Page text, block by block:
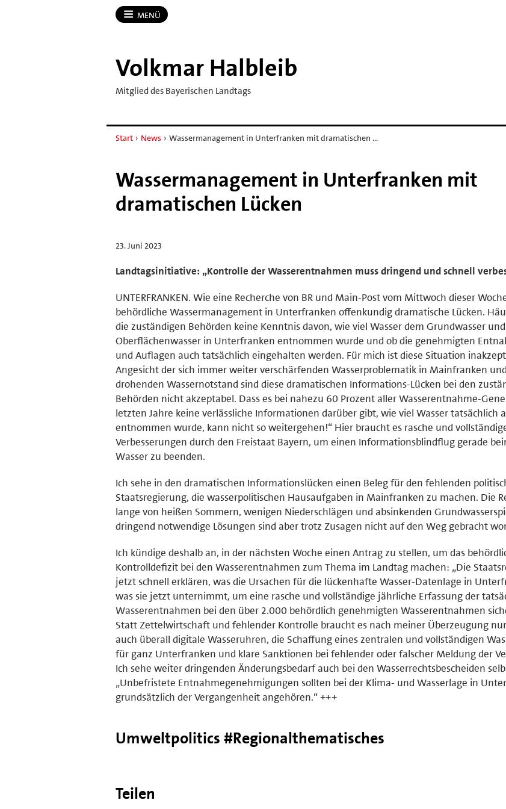
MENÜ
Volkmar Halbleib
Mitglied des Bayerischen Landtags
Start › News › Wassermanagement in Unterfranken mit dramatischen …
Wassermanagement in Unterfranken mit
dramatischen Lücken
23. Juni 2023
Landtagsinitiative: „Kontrolle der Wasserentnahmen muss dringend und schnell
UNTERFRANKEN. Wie eine Recherche von BR und Main-Post vom Mittwoch dieser
behördliche Wassermanagement in Unterfranken offenkundig dramatische Lücken.
die zuständigen Behörden keine Kenntnis davon, wie viel Wasser dem Grundwasser
Oberflächenwasser in Unterfranken entnommen wurde und ob die genehmigten
und Auflagen auch tatsächlich eingehalten werden. Für mich ist diese Situation
Angesicht der sich immer weiter verschärfenden Wasserproblematik in Mainfranken
drohenden Wassernotstand sind diese dramatischen Informations-Lücken bei den
Behörden nicht akzeptabel. Dass es bei nahezu 60 Prozent aller Wasserentnahme-
letzten Jahre keine verlässliche Informationen darüber gibt, wie viel Wasser tatsächlich
entnommen wurde, kann nicht so weitergehen!“ Hier braucht es rasche und
Verbesserungen durch den Freistaat Bayern, um einen Informationsblindflug gerade
Wasser zu beenden.
Ich sehe in den dramatischen Informationslücken einen Beleg für den fehlenden
Staatsregierung, die wasserpolitischen Hausaufgaben in Mainfranken zu machen. Die
lange von heißen Sommern, wenigen Niederschlägen und absinkenden
dringend notwendige Lösungen sind aber trotz Zusagen nicht auf den Weg gebracht
Ich kündige deshalb an, in der nächsten Woche einen Antrag zu stellen, um das
Kontrolldefizit bei den Wasserentnahmen zum Thema im Landtag machen: „Die
jetzt schnell erklären, was die Ursachen für die lückenhafte Wasser-Datenlage in
was sie jetzt unternimmt, um eine rasche und vollständige jährliche Erfassung der
Wasserentnahmen bei den über 2.000 behördlich genehmigten Wasserentnahmen
Statt Zettelwirtschaft und fehlender Kontrolle braucht es nach meiner Überzeugung
auch überall digitale Wasseruhren, die Schaffung eines zentralen und vollständigen
für ganz Unterfranken und klare Sanktionen bei fehlender oder falscher Meldung der
Ich sehe weiter dringenden Änderungsbedarf auch bei den Wasserrechtsbescheiden
„Unbefristete Entnahmegenehmigungen sollten bei der Klima- und Wasserlage in
grundsätzlich der Vergangenheit angehören.“ +++
Umweltpolitics #Regionalthematisches
Teilen